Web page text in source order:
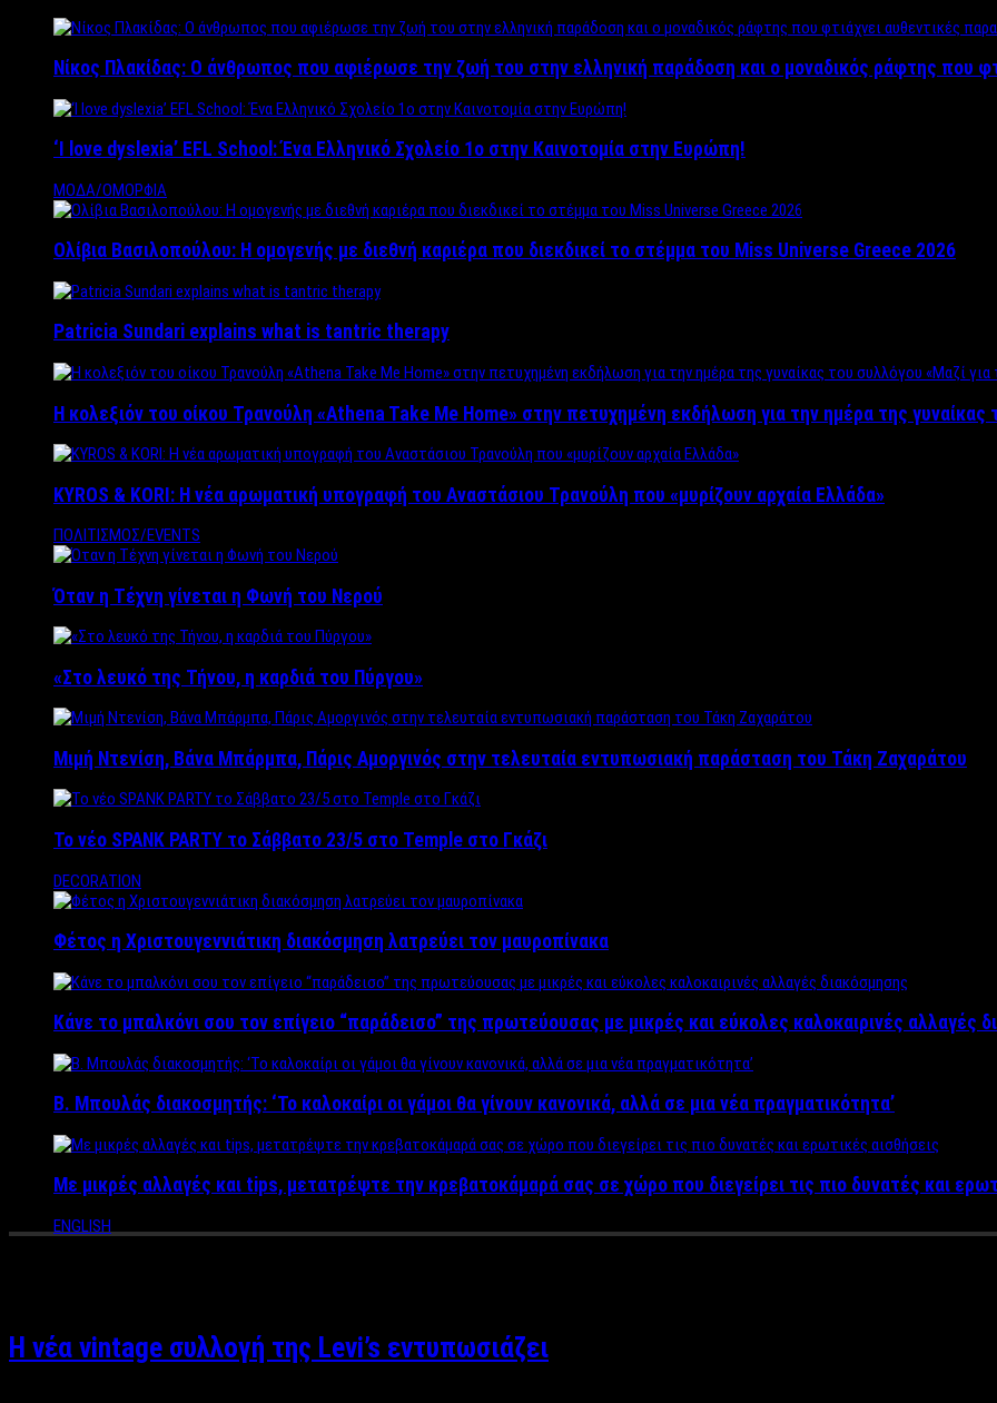
Νίκος Πλακίδας: O άνθρωπος που αφιέρωσε την ζωή του στην ελληνική παράδοση και ο μοναδικός ράφτης που
‘Ι love dyslexia’ EFL School: Ένα Ελληνικό Σχολείo 1ο στην Καινοτομία στην Ευρώπη!
ΜΟΔΑ/ΟΜΟΡΦΙΑ
Ολίβια Βασιλοπούλου: Η ομογενής με διεθνή καριέρα που διεκδικεί το στέμμα του Miss Universe Greece 2026
Patricia Sundari explains what is tantric therapy
Η κολεξιόν του οίκου Τρανούλη «Athena Take Me Home» στην πετυχημένη εκδήλωση για την ημέρα της γυναίκας
KYROS & KORI: Η νέα αρωματική υπογραφή του Αναστάσιου Τρανούλη που «μυρίζουν αρχαία Ελλάδα»
ΠΟΛΙΤΙΣΜΟΣ/EVENTS
Όταν η Τέχνη γίνεται η Φωνή του Νερού
«Στο λευκό της Τήνου, η καρδιά του Πύργου»
Μιμή Ντενίση, Βάνα Μπάρμπα, Πάρις Αμοργινός στην τελευταία εντυπωσιακή παράσταση του Τάκη Ζαχαράτου
Το νέο SPANK PARTY το Σάββατο 23/5 στο Temple στο Γκάζι
DECORATION
Φέτος η Χριστουγεννιάτικη διακόσμηση λατρεύει τον μαυροπίνακα
Κάνε το μπαλκόνι σου τον επίγειο “παράδεισο” της πρωτεύουσας με μικρές και εύκολες καλοκαιρινές αλλαγές
Β. Μπουλάς διακοσμητής: ‘Το καλοκαίρι οι γάμοι θα γίνουν κανονικά, αλλά σε μια νέα πραγματικότητα’
Με μικρές αλλαγές και tips, μετατρέψτε την κρεβατοκάμαρά σας σε χώρο που διεγείρει τις πιο δυνατές και
ENGLISH
Η νέα vintage συλλογή της Levi’s εντυπωσιάζει